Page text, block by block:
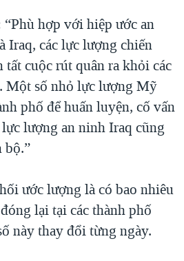
VÀ NAY
AFGHANISTAN
Ở VIỆT NAM
KIM TẠI VIỆT NAM
CHÍNH PHỦ VIỆT NAM
SÓNG TRỘM HẢI SÂM
hợp với hiệp ước an
Iraq, các lực lượng chiến
tất cuộc rút quân ra khỏi các
Một số nhỏ lực lượng Mỹ
phố để huấn luyện, cố vấn
lượng an ninh Iraq cũng
bộ.”
ước lượng là có bao nhiêu
lại tại các thành phố
này thay đổi từng ngày.